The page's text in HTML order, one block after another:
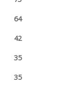
64
42
35
35